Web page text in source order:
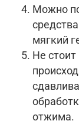
Можно
мягкий
Не
отжима.